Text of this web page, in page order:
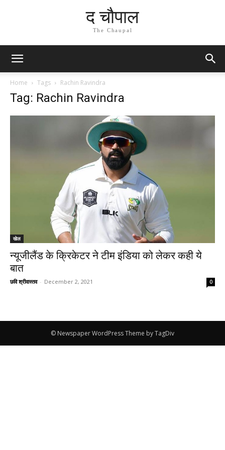
द चौपाल
The Chaupal
Home Tags Rachin Ravindra
Tag: Rachin Ravindra
खेल
न्यूजीलैंड के क्रिकेटर ने टीम इंडिया को लेकर कही ये
बात
छवि श्रीवास्तव - December 2, 2021 0
© Newspaper WordPress Theme by TagDiv